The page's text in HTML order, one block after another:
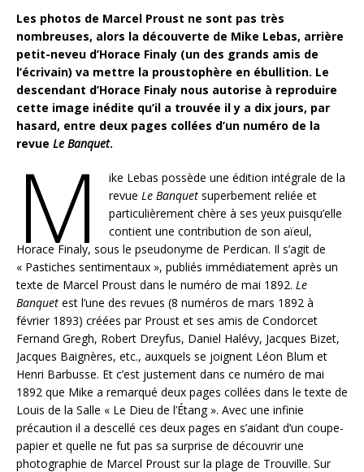
Les photos de Marcel Proust ne sont pas très
nombreuses, alors la découverte de Mike Lebas, arrière
petit-neveu d’Horace Finaly (un des grands amis de
l’écrivain) va mettre la proustophère en ébullition. Le
descendant d’Horace Finaly nous autorise à reproduire
cette image inédite qu’il a trouvée il y a dix jours, par
hasard, entre deux pages collées d’un numéro de la
revue Le Banquet.
M
ike Lebas possède une édition intégrale de la
revue Le Banquet superbement reliée et
particulièrement chère à ses yeux puisqu’elle
contient une contribution de son aïeul,
Horace Finaly, sous le pseudonyme de Perdican. Il s’agit de
« Pastiches sentimentaux », publiés immédiatement après un
texte de Marcel Proust dans le numéro de mai 1892. Le
Banquet est l’une des revues (8 numéros de mars 1892 à
février 1893) créées par Proust et ses amis de Condorcet
Fernand Gregh, Robert Dreyfus, Daniel Halévy, Jacques Bizet,
Jacques Baignères, etc., auxquels se joignent Léon Blum et
Henri Barbusse. Et c’est justement dans ce numéro de mai
1892 que Mike a remarqué deux pages collées dans le texte de
Louis de la Salle « Le Dieu de l’Étang ». Avec une infinie
précaution il a descellé ces deux pages en s’aidant d’un coupe-
papier et quelle ne fut pas sa surprise de découvrir une
photographie de Marcel Proust sur la plage de Trouville. Sur